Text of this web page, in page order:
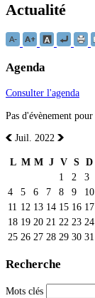
Actualité
Agenda
Consulter l'agenda
Pas d'évènement pour
Juil. 2022
L M M J V S D
1
2
3
4
5 6 7 8 9
10
11 12 13 14 15 16 17
18 19 20 21 22 23 24
25 26 27 28 29 30 31
Recherche
Mots clés